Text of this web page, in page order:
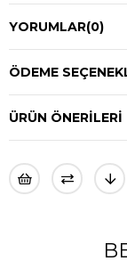
YORUMLAR(0)
ÖDEME
ÜRÜN ÖNERILERI